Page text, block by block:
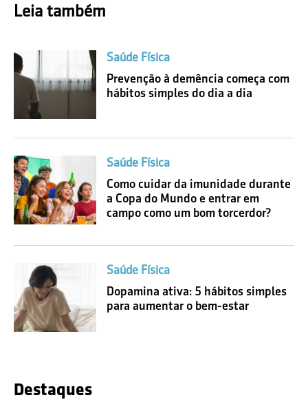
Leia também
Saúde Física
Prevenção à demência começa com
hábitos simples do dia a dia
Saúde Física
Como cuidar da imunidade durante
a Copa do Mundo e entrar em
campo como um bom torcerdor?
Saúde Física
Dopamina ativa: 5 hábitos simples
para aumentar o bem-estar
Destaques